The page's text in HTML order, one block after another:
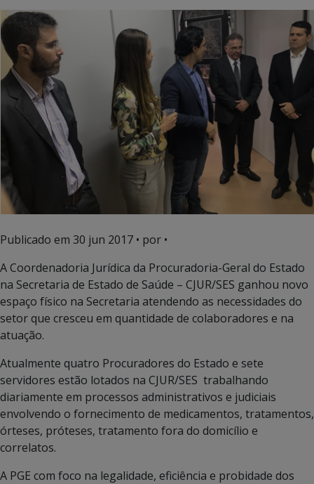
Publicado em 30 jun 2017 • por •
A Coordenadoria Jurídica da Procuradoria-Geral do Estado
na Secretaria de Estado de Saúde – CJUR/SES ganhou novo
espaço físico na Secretaria atendendo as necessidades do
setor que cresceu em quantidade de colaboradores e na
atuação.
Atualmente quatro Procuradores do Estado e sete
servidores estão lotados na CJUR/SES trabalhando
diariamente em processos administrativos e judiciais
envolvendo o fornecimento de medicamentos, tratamentos,
órteses, próteses, tratamento fora do domicílio e
correlatos.
A PGE com foco na legalidade, eficiência e probidade dos